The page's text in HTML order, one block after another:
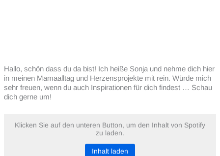
Hallo, schön dass du da bist! Ich heiße Sonja und nehme dich hier
in meinen Mamaalltag und Herzensprojekte mit rein. Würde mich
sehr freuen, wenn du auch Inspirationen für dich findest … Schau
dich gerne um!
Klicken Sie auf den unteren Button, um den Inhalt von Spotify
zu laden.
Inhalt laden